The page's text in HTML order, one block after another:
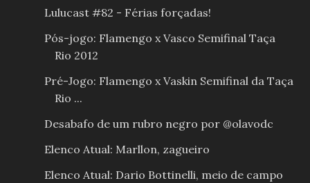
Lulucast #82 - Férias forçadas!
Pós-jogo: Flamengo x Vasco Semifinal Taça
Rio 2012
Pré-Jogo: Flamengo x Vaskin Semifinal da Taça
Rio ...
Desabafo de um rubro negro por @olavodc
Elenco Atual: Marllon, zagueiro
Elenco Atual: Dario Bottinelli, meio de campo